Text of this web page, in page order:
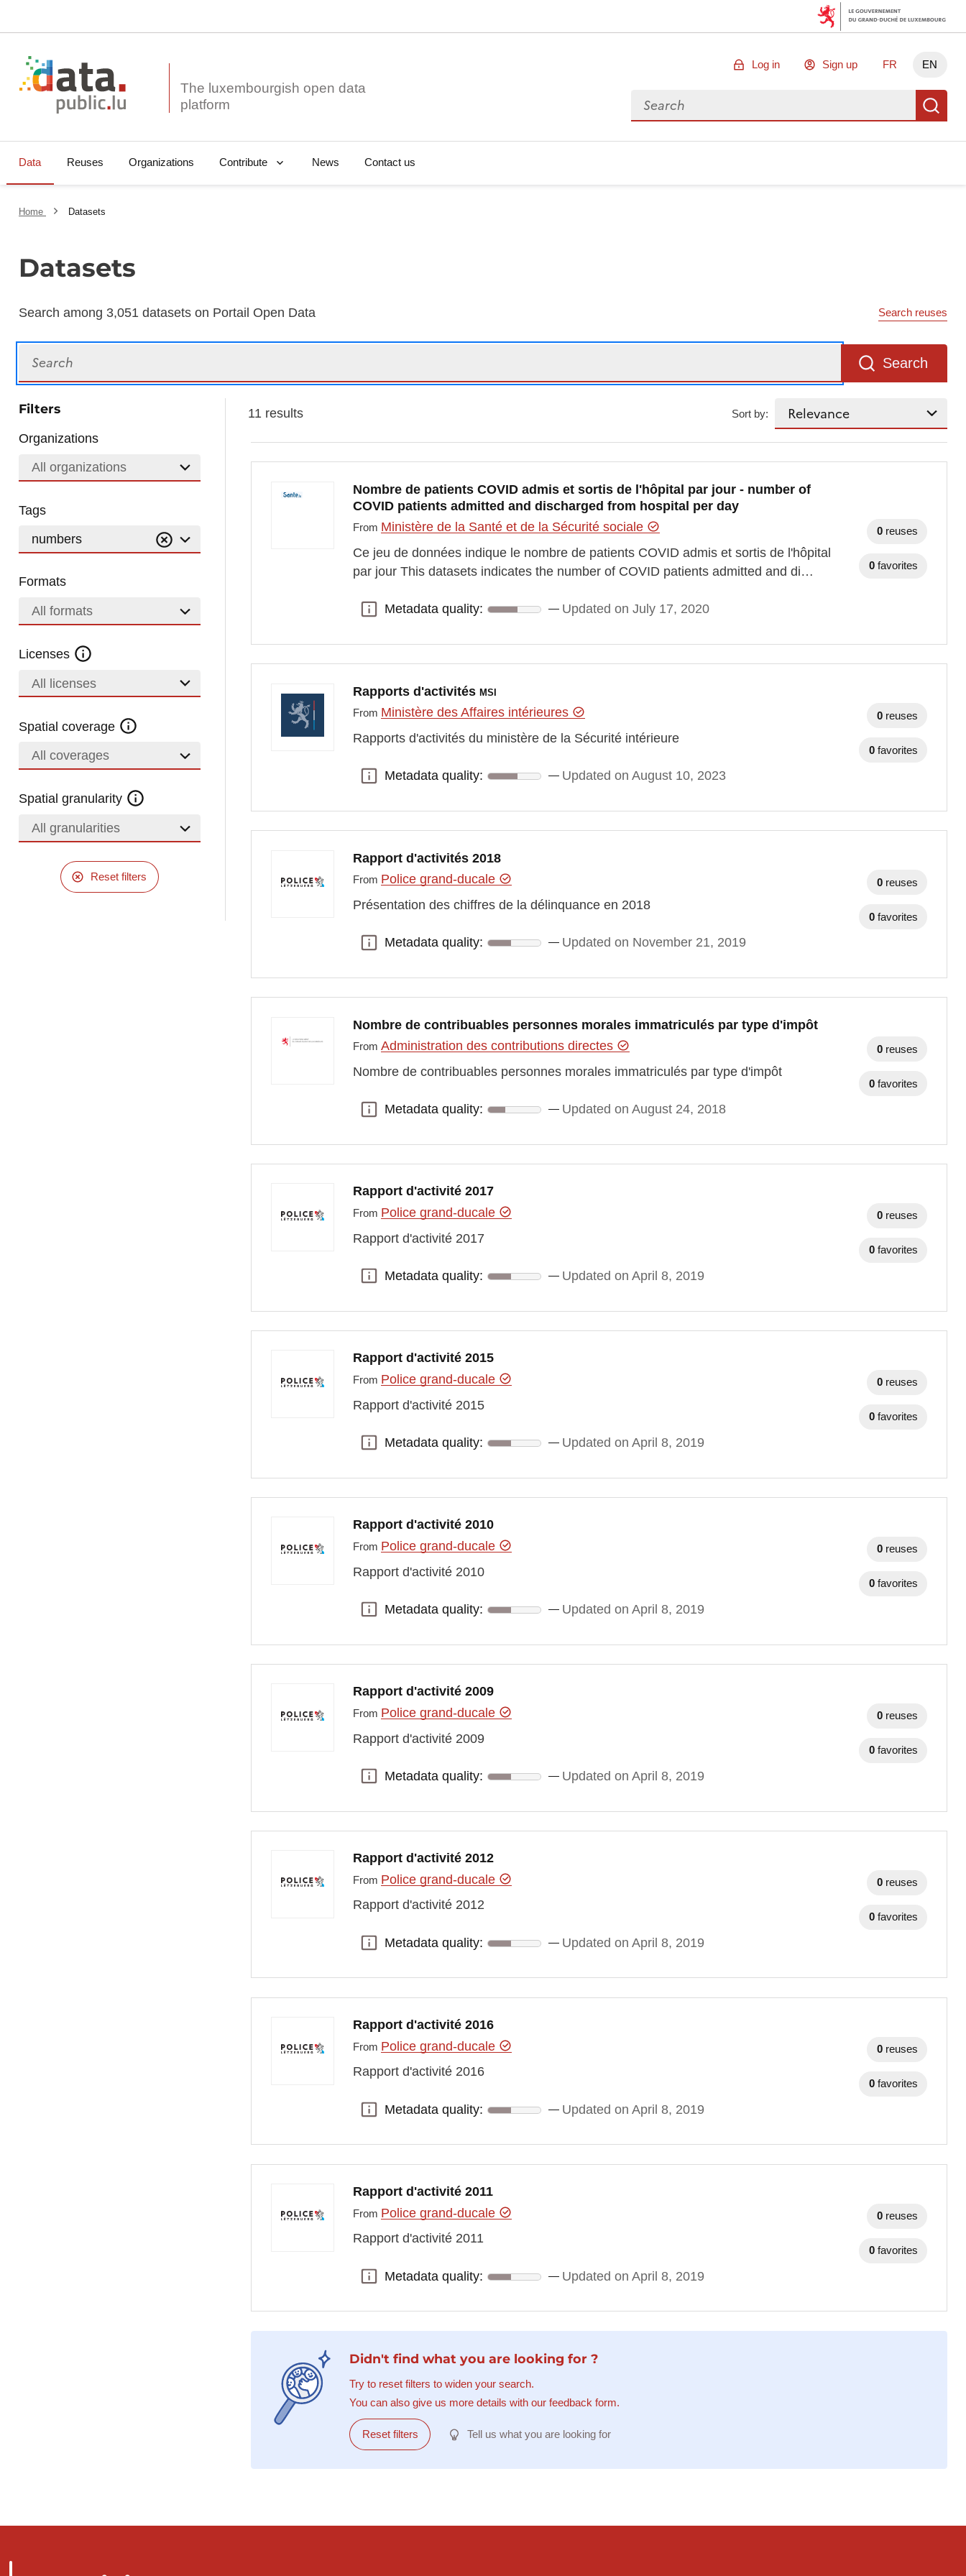
The luxembourgish open data
Log in Sign up FR EN
Search for data
Data Reuses Organizations Contribute News Contact us
Home Datasets
Datasets
Search among 3,051 datasets on Portail Open Data Search reuses
Search
Filters
Organizations
All organizations
Tags
numbers
Formats
All formats
Licenses
All licenses
Spatial coverage
All coverages
Spatial granularity
All granularities
Reset filters
11 results Sort by:
Nombre de patients COVID admis et sortis de l'hôpital par jour - number of
COVID patients admitted and discharged from hospital per day
From Ministère de la Santé et de la Sécurité sociale
Ce jeu de données indique le nombre de patients COVID admis et sortis de l'hôpital
par jour This datasets indicates the number of COVID patients admitted and di…
Metadata quality:
Metadata quality: Updated on July 17, 2020
0 reuses
0 favorites
Rapports d'activitésMSI
From Ministère des Affaires intérieures
Rapports d'activités du ministère de la Sécurité intérieure
Metadata quality:
Metadata quality: Updated on August 10, 2023
0 reuses
0 favorites
Rapport d'activités 2018
From Police grand-ducale
Présentation des chiffres de la délinquance en 2018
Metadata quality:
Metadata quality: Updated on November 21, 2019
0 reuses
0 favorites
Nombre de contribuables personnes morales immatriculés par type d'impôt
FromAdministration des contributions directes
Nombre de contribuables personnes morales immatriculés par type d'impôt
Metadata quality:
Metadata quality: Updated on August 24, 2018
0 reuses
0 favorites
Rapport d'activité 2017
From Police grand-ducale
Rapport d'activité 2017
Metadata quality:
Metadata quality: Updated on April 8, 2019
0 reuses
0 favorites
Rapport d'activité 2015
From Police grand-ducale
Rapport d'activité 2015
Metadata quality:
Metadata quality: Updated on April 8, 2019
0 reuses
0 favorites
Rapport d'activité 2010
From Police grand-ducale
Rapport d'activité 2010
Metadata quality:
Metadata quality: Updated on April 8, 2019
0 reuses
0 favorites
Rapport d'activité 2009
From Police grand-ducale
Rapport d'activité 2009
Metadata quality:
Metadata quality: Updated on April 8, 2019
0 reuses
0 favorites
Rapport d'activité 2012
From Police grand-ducale
Rapport d'activité 2012
Metadata quality:
Metadata quality: Updated on April 8, 2019
0 reuses
0 favorites
Rapport d'activité 2016
From Police grand-ducale
Rapport d'activité 2016
Metadata quality:
Metadata quality: Updated on April 8, 2019
0 reuses
0 favorites
Rapport d'activité 2011
From Police grand-ducale
Rapport d'activité 2011
Metadata quality:
Metadata quality: Updated on April 8, 2019
0 reuses
0 favorites
Didn't find what you are looking for ?
Try to reset filters to widen your search.
You can also give us more details with our feedback form.
Reset filters Tell us what you are looking for